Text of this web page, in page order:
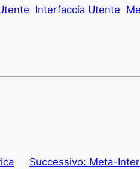
Interfaccia Utente
Successivo: Meta-